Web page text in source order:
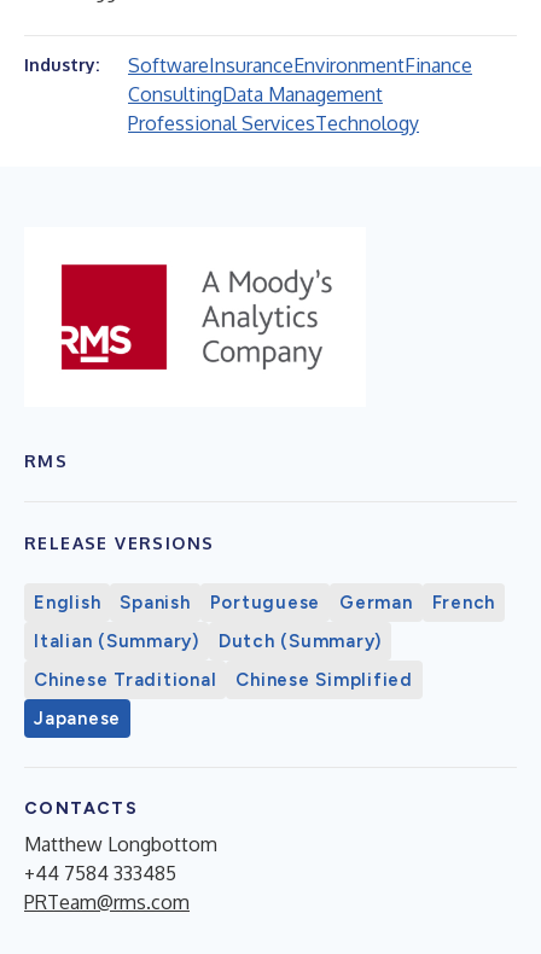
Industry: SoftwareInsuranceEnvironmentFinance
ConsultingData Management
Professional ServicesTechnology
RMS
RELEASE VERSIONS
English Spanish Portuguese German
French
Italian (Summary)
Dutch (Summary)
Chinese Traditional
Chinese Simplified
Japanese
CONTACTS
Matthew Longbottom
+44 7584 333485
PRTeam@rms.com